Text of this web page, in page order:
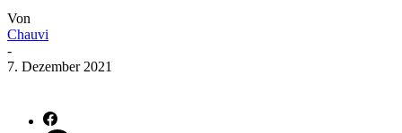
Von
Chauvi
-
7. Dezember 2021